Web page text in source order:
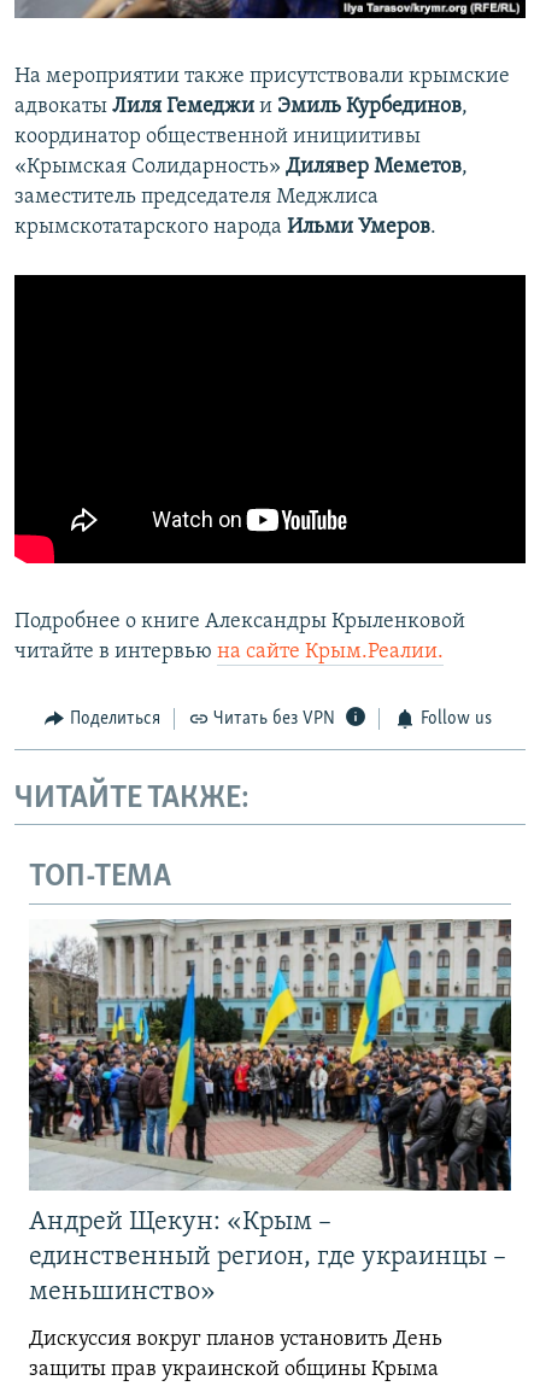
На мероприятии также присутствовали крымские
адвокаты Лиля Гемеджи и Эмиль Курбединов,
координатор общественной инициитивы
«Крымская Солидарность» Дилявер Меметов,
заместитель председателя Меджлиса
крымскотатарского народа Ильми Умеров.
Подробнее о книге Александры Крыленковой
читайте в интервью на сайте Крым.Реалии.
Поделиться Читать без VPN Follow us
ЧИТАЙТЕ ТАКЖЕ:
ТОП-ТЕМА
Андрей Щекун: «Крым –
единственный регион, где украинцы –
меньшинство»
Дискуссия вокруг планов установить День
защиты прав украинской общины Крыма